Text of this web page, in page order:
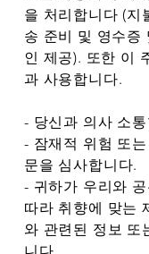
을 처리합니다 (지
송 준비 및 영수증
인 제공). 또한 이
과 사용합니다.
- 당신과 의사 소
- 잠재적 위험 또
문을 심사합니다.
- 귀하가 우리와
따라 취향에 맞는
와 관련된 정보 또
니다.